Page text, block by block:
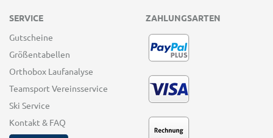
SERVICE
Gutscheine
Größentabellen
Orthobox Laufanalyse
Teamsport Vereinsservice
Ski Service
Kontakt & FAQ
ZAHLUNGSARTEN